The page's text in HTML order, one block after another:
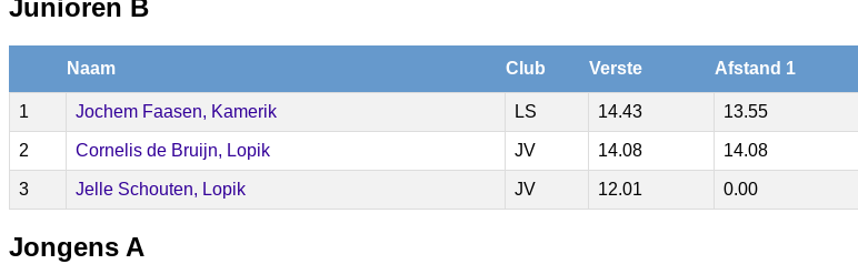
Junioren B
Naam Club Verste Afstand 1
1 Jochem Faasen, Kamerik LS 14.43 13.55
2 Cornelis de Bruijn, Lopik JV 14.08 14.08
3 Jelle Schouten, Lopik JV 12.01 0.00
Jongens A